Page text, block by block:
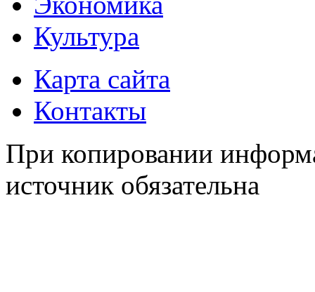
Культура
Карта сайта
Контакты
При копировании
источник обязательна